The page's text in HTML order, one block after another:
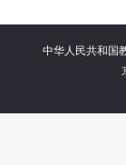
中华人民共和